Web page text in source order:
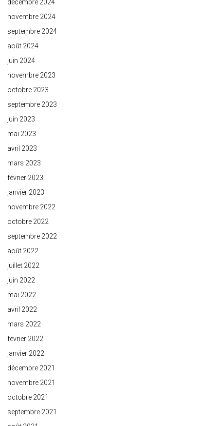
décembre 2024
novembre 2024
septembre 2024
août 2024
juin 2024
novembre 2023
octobre 2023
septembre 2023
juin 2023
mai 2023
avril 2023
mars 2023
février 2023
janvier 2023
novembre 2022
octobre 2022
septembre 2022
août 2022
juillet 2022
juin 2022
mai 2022
avril 2022
mars 2022
février 2022
janvier 2022
décembre 2021
novembre 2021
octobre 2021
septembre 2021